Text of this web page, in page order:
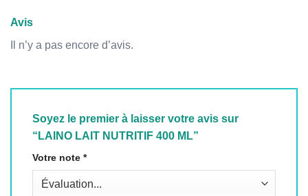
Avis
Il n’y a pas encore d’avis.
Soyez le premier à laisser votre avis sur
“LAINO LAIT NUTRITIF 400 ML”
Votre note *